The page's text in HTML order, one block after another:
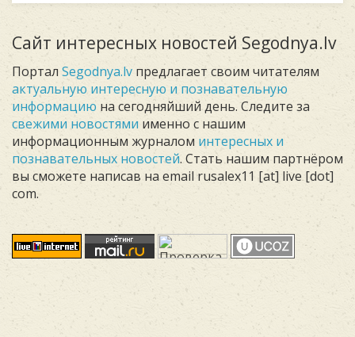
Сайт интересных новостей Segodnya.lv
Портал Segodnya.lv предлагает своим читателям
актуальную интересную и познавательную
информацию на сегодняйший день. Следите за
свежими новостями именно с нашим
информационным журналом интересных и
познавательных новостей. Стать нашим партнёром
вы сможете написав на email rusalex11 [at] live [dot]
com.